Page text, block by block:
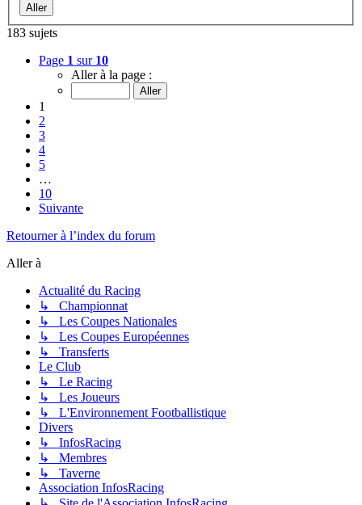
183 sujets
Page 1 sur 10
Aller à la page :
1
2
3
4
5
…
10
Suivante
Retourner à l’index du forum
Aller à
Actualité du Racing
↳ Championnat
↳ Les Coupes Nationales
↳ Les Coupes Européennes
↳ Transferts
Le Club
↳ Le Racing
↳ Les Joueurs
↳ L'Environnement Footballistique
Divers
↳ InfosRacing
↳ Membres
↳ Taverne
Association InfosRacing